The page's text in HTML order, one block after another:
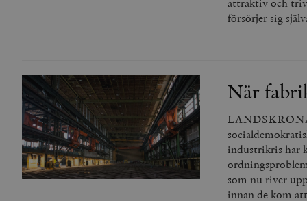
attraktiv och
försörjer sig
När
industrikris har
som nu river
innan de kom
_gid
_ga_YBG49SLCTY
_hjSessionUser_675006
_hjSession_675006
mailchimp_landing_site
_fbp